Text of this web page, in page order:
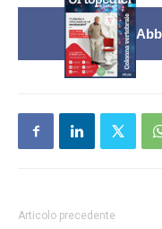
Articolo precedente